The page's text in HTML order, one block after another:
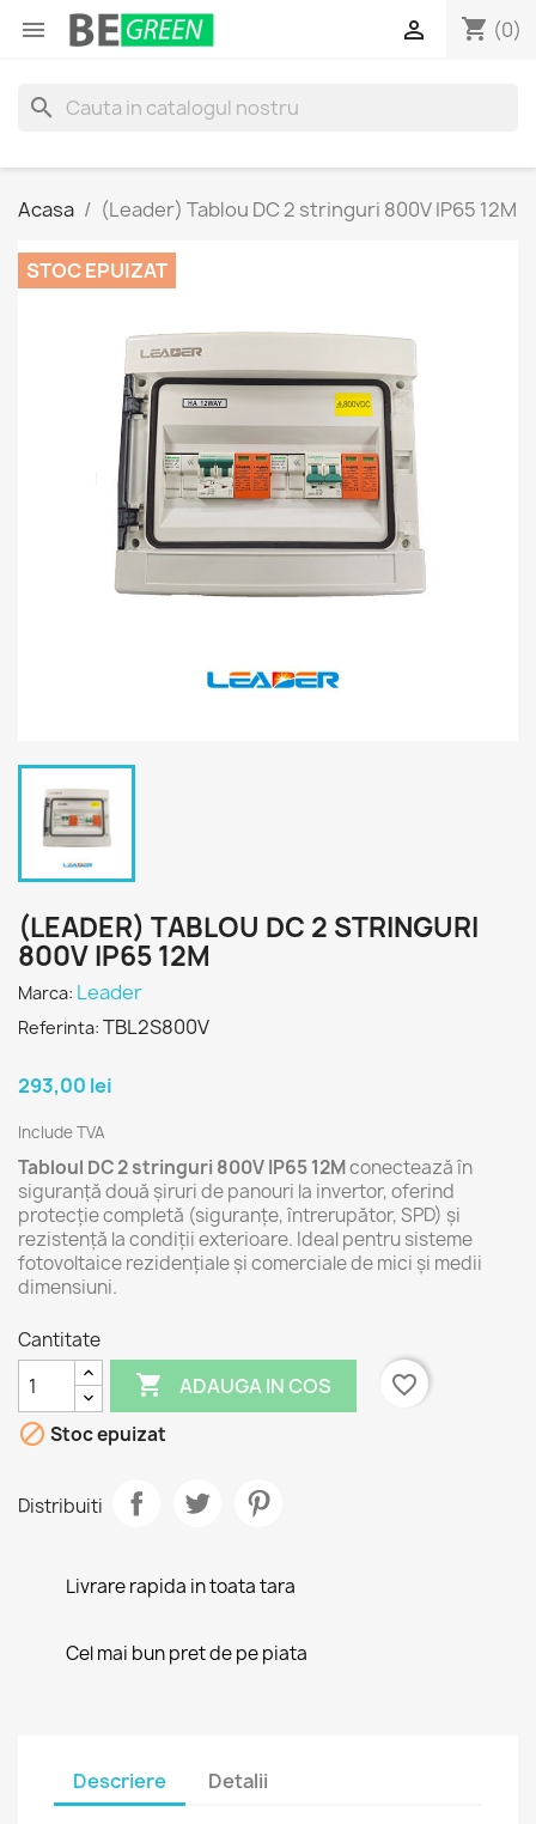
 shopping_cart (0)

search
Acasa (Leader) Tablou DC 2 stringuri 800V IP65 12M
STOC EPUIZAT
(LEADER) TABLOU DC 2 STRINGURI
800V IP65 12M
Marca: Leader
Referinta: TBL2S800V
293,00 lei
Include TVA
Tabloul DC 2 stringuri 800V IP65 12Mconectează în
siguranță două șiruri de panouri la invertor, oferind
protecție completă (siguranțe, întrerupător, SPD) și
rezistență la condiții exterioare. Ideal pentru sisteme
fotovoltaice rezidențiale și comerciale de mici și medii
dimensiuni.
Cantitate
 ADAUGA IN COS
favorite_border
 Stoc epuizat
Distribuiti
Livrare rapida in toata tara
Cel mai bun pret de pe piata
Descriere Detalii